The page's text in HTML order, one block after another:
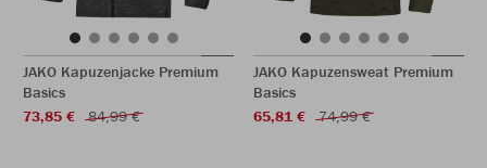
JAKO Kapuzenjacke Premium
Basics
73,85 €
84,99 €
JAKO Kapuzensweat Premium
Basics
65,81 €
74,99 €